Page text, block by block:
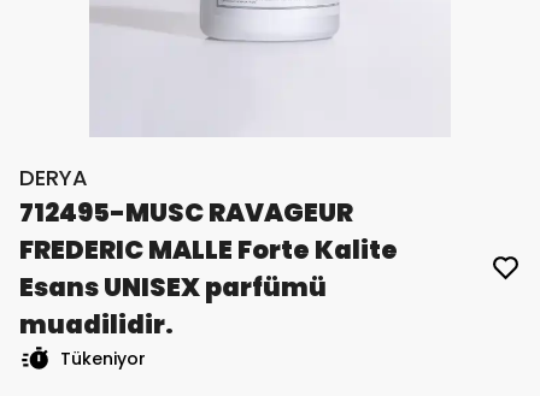
DERYA
712495-MUSC RAVAGEUR
FREDERIC MALLE Forte Kalite
Esans UNISEX parfümü
muadilidir.
Tükeniyor